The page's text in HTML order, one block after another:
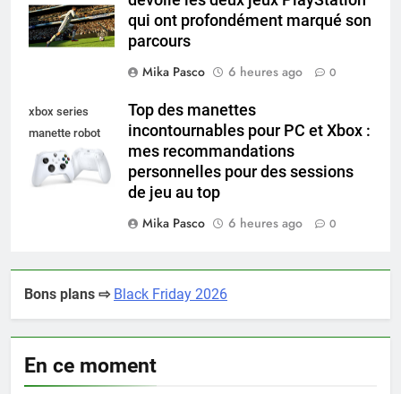
qui ont profondément marqué son
parcours
Mika Pasco
6 heures ago 0
xbox series
manette robot
white
Top des manettes
incontournables pour PC et Xbox :
mes recommandations
personnelles pour des sessions
de jeu au top
Mika Pasco
6 heures ago 0
Bons plans ⇨ Black Friday 2026
En ce moment